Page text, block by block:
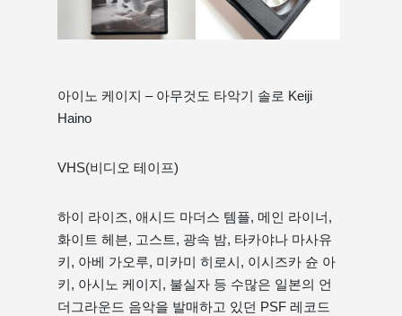
아이노 케이지 – 아무것도 타악기 솔로 Keiji
Haino
VHS(비디오 테이프)
하이 라이즈, 애시드 마더스 템플, 메인 라이너,
화이트 헤븐, 고스트, 광속 밤, 타카야나 마사유
키, 아베 가오루, 미카미 히로시, 이시즈카 슌 아
키, 아시노 케이지, 불실자 등 수많은 일본의 언
더그라운드 음악을 발매하고 있던 PSF 레코드